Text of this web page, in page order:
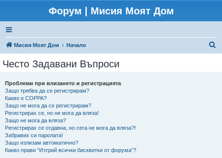
Форум | Мисия Моят Дом
Мисия Моят Дом Начало
Често Задавани Въпроси
Проблеми при влизането и регистрацията
Защо трябва да се регистрирам?
Какво е COPPA?
Защо не мога да се регистрирам?
Регистрирах се, но не мога да вляза!
Защо не мога да вляза?
Регистрирах се отдавна, но сега не мога да вляза?!
Забравих си паролата!
Защо излизам автоматично?
Какво прави “Изтрий всички бисквитки от форума”?